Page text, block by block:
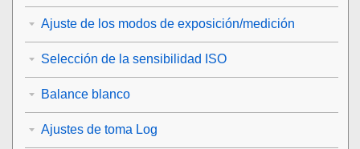
Ajuste de los modos de exposición/medición
Selección de la sensibilidad ISO
Balance blanco
Ajustes de toma Log